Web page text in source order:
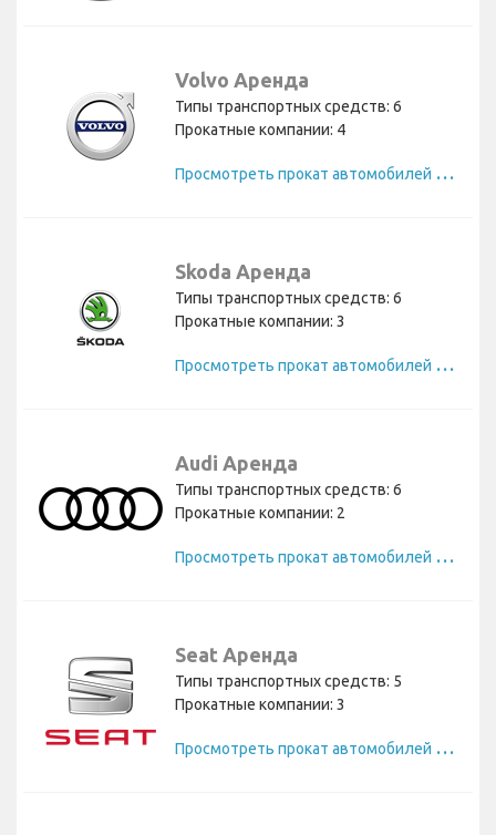
Volvo Аренда
Типы транспортных средств: 6
Прокатные компании: 4
П
росмотреть прокат автомобилей Volvo
Skoda Аренда
Типы транспортных средств: 6
Прокатные компании: 3
П
росмотреть прокат автомобилей Skoda
Audi Аренда
Типы транспортных средств: 6
Прокатные компании: 2
П
росмотреть прокат автомобилей Audi
Seat Аренда
Типы транспортных средств: 5
Прокатные компании: 3
П
росмотреть прокат автомобилей Seat